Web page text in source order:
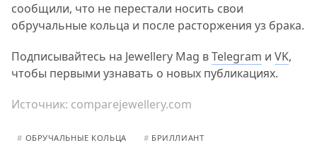
сообщили, что не перестали носить свои
обручальные кольца и после расторжения уз брака.
Подписывайтесь на Jewellery Mag вTelegram и VK,
чтобы первыми узнавать о новых публикациях.
Источник: comparejewellery.com
# ОБРУЧАЛЬНЫЕ КОЛЬЦА # БРИЛЛИАНТ